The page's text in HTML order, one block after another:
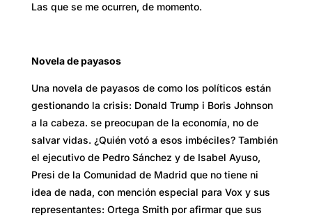
Las que se me ocurren, de momento.
Novela de payasos
Una novela de payasos de como los políticos están
gestionando la crisis: Donald Trump i Boris Johnson
a la cabeza. se preocupan de la economía, no de
salvar vidas. ¿Quién votó a esos imbéciles? También
el ejecutivo de Pedro Sánchez y de Isabel Ayuso,
Presi de la Comunidad de Madrid que no tiene ni
idea de nada, con mención especial para Vox y sus
representantes: Ortega Smith por afirmar que sus